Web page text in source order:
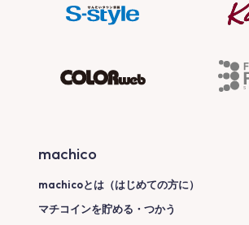
machico
machicoとは（はじめての方に）
マチコインを貯める・つかう